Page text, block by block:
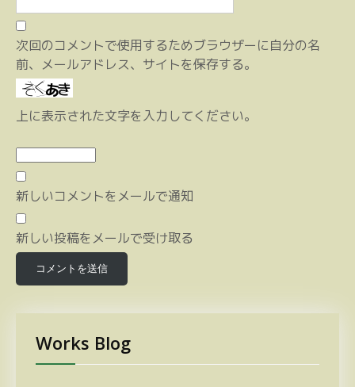
次回のコメントで使用するためブラウザーに自分の名
前、メールアドレス、サイトを保存する。
上に表示された文字を入力してください。
新しいコメントをメールで通知
新しい投稿をメールで受け取る
Works Blog